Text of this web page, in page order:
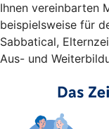
Ihnen vereinbarten
beispielsweise für
Sabbatical,
Aus- und